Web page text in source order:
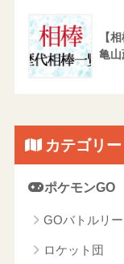
【
亀山
カテゴリー
ポケモンGO
GOバトルリ
ロケット団